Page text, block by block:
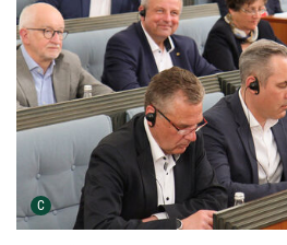
C Urheber der Grafik: